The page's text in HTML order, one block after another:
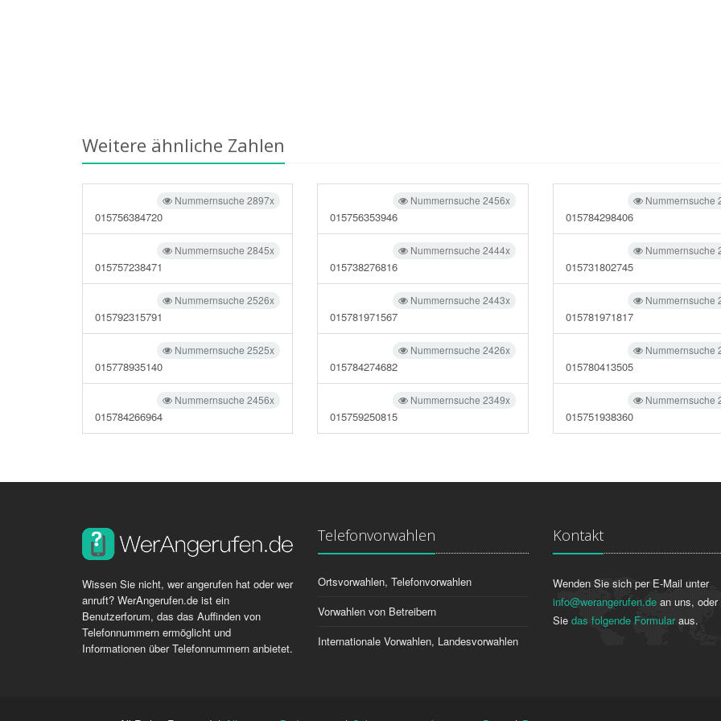
Weitere ähnliche Zahlen
Nummernsuche 2897x
015756384720
Nummernsuche 2845x
015757238471
Nummernsuche 2526x
015792315791
Nummernsuche 2525x
015778935140
Nummernsuche 2456x
015784266964
Nummernsuche 2456x
015756353946
Nummernsuche 2444x
015738276816
Nummernsuche 2443x
015781971567
Nummernsuche 2426x
015784274682
Nummernsuche 2349x
015759250815
Nummernsuche
015784298406
Nummernsuche
015731802745
Nummernsuche
015781971817
Nummernsuche
015780413505
Nummernsuche
015751938360
Wissen Sie nicht, wer angerufen hat oder wer
anruft? WerAngerufen.de ist ein
Benutzerforum, das das Auffinden von
Telefonnummern ermöglicht und
Informationen über Telefonnummern anbietet.
Telefonvorwahlen
Ortsvorwahlen, Telefonvorwahlen
Vorwahlen von Betreibern
Internationale Vorwahlen, Landesvorwahlen
Kontakt
Wenden Sie sich per E-Mail unter
info@werangerufen.de an uns, oder
Sie das folgende Formularaus.